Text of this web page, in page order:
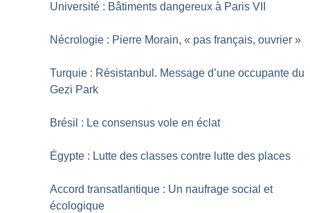
Université : Bâtiments dangereux à Paris VII
Nécrologie : Pierre Morain, « pas français, ouvrier »
Turquie : Résistanbul. Message d’une occupante du
Gezi Park
Brésil : Le consensus vole en éclat
Égypte : Lutte des classes contre lutte des places
Accord transatlantique : Un naufrage social et
écologique